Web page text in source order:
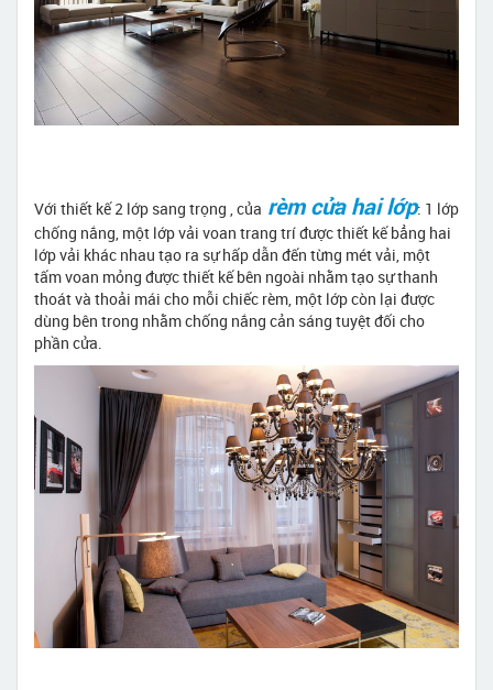
Với thiết kế 2 lớp sang trọng , của rèm cửa hai lớp: 1 lớp
chống nắng, một lớp vải voan trang trí được thiết kế bẳng hai
lớp vải khác nhau tạo ra sự hấp dẫn đến từng mét vải, một
tấm voan mỏng được thiết kế bên ngoài nhằm tạo sự thanh
thoát và thoải mái cho mỗi chiếc rèm, một lớp còn lại được
dùng bên trong nhằm chống nắng cản sáng tuyệt đối cho
phần cửa.